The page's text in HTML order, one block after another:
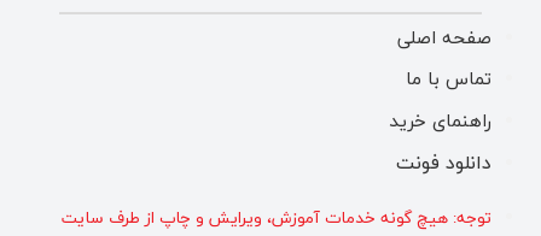
صفحه اصلی
تماس با ما
راهنمای خرید
دانلود فونت
توجه: هیچ گونه خدمات آموزش، ویرایش و چاپ از طرف سایت